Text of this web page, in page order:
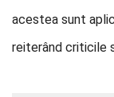
acestea sunt
reiterând criticile